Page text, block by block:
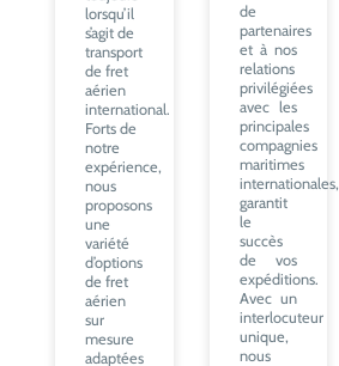
lorsqu’il
s’agit de
transport
de fret
aérien
international.
Forts de
notre
expérience,
nous
proposons
une
variété
d’options
de fret
aérien
sur
mesure
adaptées
de
partenaires
et à nos
relations
privilégiées
avec les
principales
compagnies
maritimes
internationales,
garantit
le
succès
de vos
expéditions.
Avec un
interlocuteur
unique,
nous